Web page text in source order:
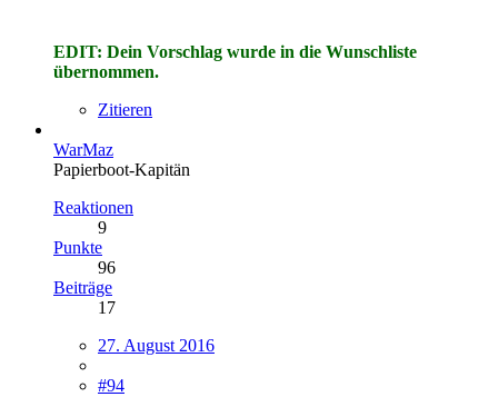
EDIT: Dein Vorschlag wurde in die Wunschliste
übernommen.
Zitieren
WarMaz
Papierboot-Kapitän
Reaktionen
9
Punkte
96
Beiträge
17
27. August 2016
#94